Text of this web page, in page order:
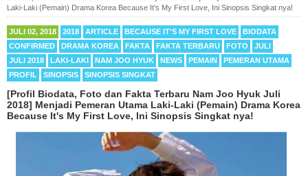
Laki-Laki (Pemain) Drama Korea Because It's My First Love, Ini Sinopsis Singkat nya!
JULI 02, 2018 2018 ARTICLE BECAUSE IT'S MY FIRST LOVE
BIODATA
CONFIRMED
DRAMA KOREA FAKTA FAKTA TERBARU FOTO
JULI
JULI 2018
LAKI-LAKI NAM JOO HYUK NEWS PEMAIN
PEMERAN UTAMA
PROFIL
SINOPSIS SINOPSIS SINGKAT
[Profil Biodata, Foto dan Fakta Terbaru Nam Joo Hyuk Juli
2018] Menjadi Pemeran Utama Laki-Laki (Pemain) Drama Korea
Because It's My First Love, Ini Sinopsis Singkat nya!